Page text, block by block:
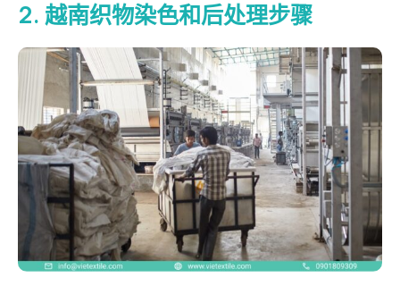
2. 越南织物染色和后处理步骤